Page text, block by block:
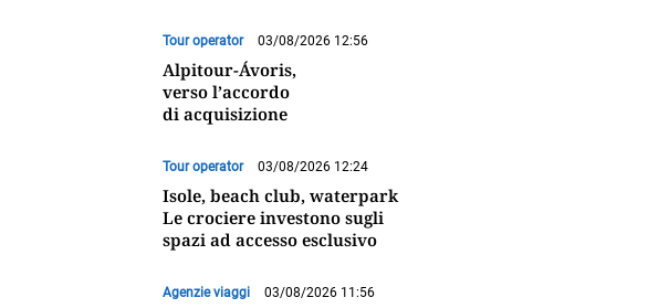
Tour operator 03/08/2026 12:56
Alpitour-Ávoris,
verso l’accordo
di acquisizione
Tour operator 03/08/2026 12:24
Isole, beach club, waterpark
Le crociere investono sugli
spazi ad accesso esclusivo
Agenzie viaggi 03/08/2026 11:56